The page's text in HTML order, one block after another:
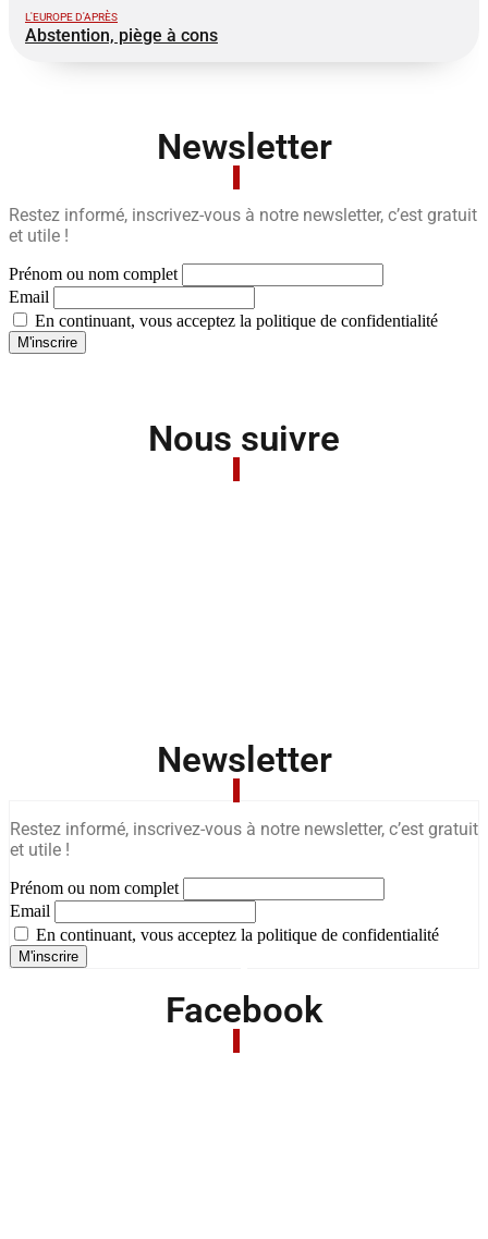
L'EUROPE D'APRÈS
Abstention, piège à cons
Newsletter
Restez informé, inscrivez-vous à notre newsletter, c’est gratuit
et utile !
Prénom ou nom complet
Email
En continuant, vous acceptez la politique de confidentialité
Nous suivre
Newsletter
Restez informé, inscrivez-vous à notre newsletter, c’est gratuit
et utile !
Prénom ou nom complet
Email
En continuant, vous acceptez la politique de confidentialité
Facebook